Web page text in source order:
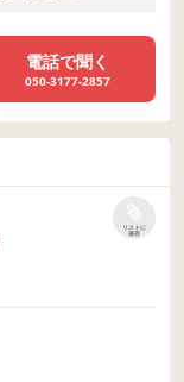
電話で聞く
050-3177-2857
リストに
保存